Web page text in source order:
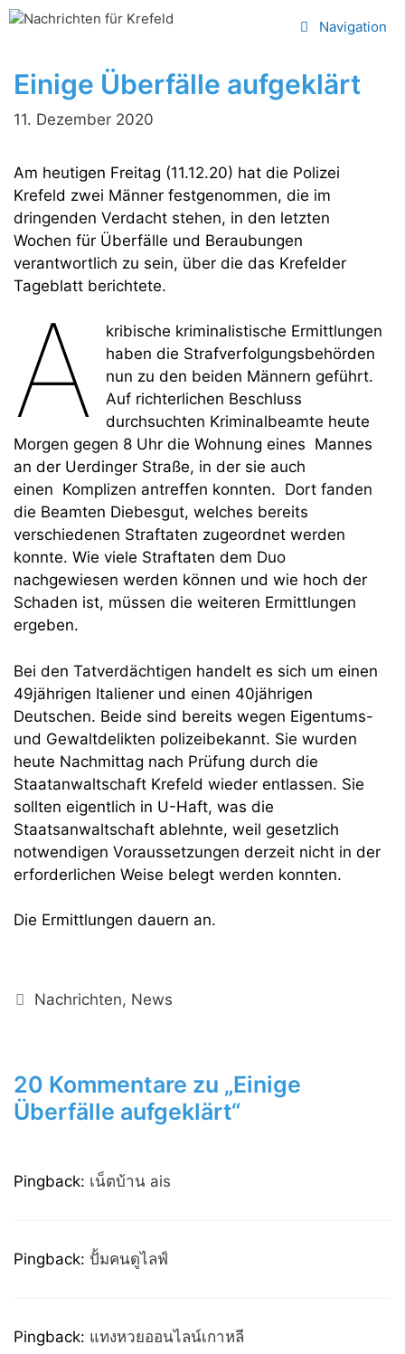
Zum
Navigation
Einige Überfälle aufgeklärt
11. Dezember 2020
Am heutigen Freitag (11.12.20) hat die Polizei
Krefeld zwei Männer festgenommen, die im
dringenden Verdacht stehen, in den letzten
Wochen für Überfälle und Beraubungen
verantwortlich zu sein, über die das Krefelder
Tageblatt berichtete.
A
kribische kriminalistische Ermittlungen
haben die Strafverfolgungsbehörden
nun zu den beiden Männern geführt.
Auf richterlichen Beschluss
durchsuchten Kriminalbeamte heute
Morgen gegen 8 Uhr die Wohnung eines Mannes
an der Uerdinger Straße, in der sie auch
einen Komplizen antreffen konnten. Dort fanden
die Beamten Diebesgut, welches bereits
verschiedenen Straftaten zugeordnet werden
konnte. Wie viele Straftaten dem Duo
nachgewiesen werden können und wie hoch der
Schaden ist, müssen die weiteren Ermittlungen
ergeben.
Bei den Tatverdächtigen handelt es sich um einen
49jährigen Italiener und einen 40jährigen
Deutschen. Beide sind bereits wegen Eigentums-
und Gewaltdelikten polizeibekannt. Sie wurden
heute Nachmittag nach Prüfung durch die
Staatanwaltschaft Krefeld wieder entlassen. Sie
sollten eigentlich in U-Haft, was die
Staatsanwaltschaft ablehnte, weil gesetzlich
notwendigen Voraussetzungen derzeit nicht in der
erforderlichen Weise belegt werden konnten.
Die Ermittlungen dauern an.
Kategorien
Nachrichten, News
20 Kommentare zu „Einige
Überfälle aufgeklärt“
Pingback: เน็ตบ้าน ais
Pingback: ปั้มคนดูไลฟ์
Pingback: แทงหวยออนไลน์เกาหลี